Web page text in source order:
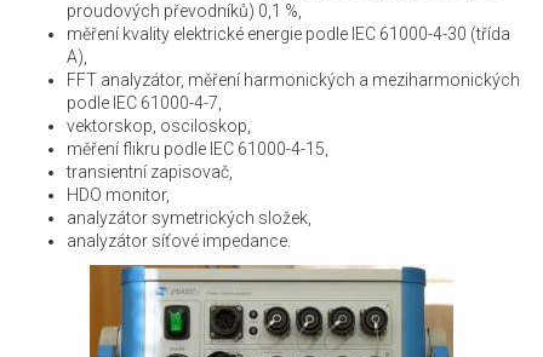
proudových převodníků) 0,1 %,
měření kvality elektrické energie podle IEC 61000-4-30 (třída
A),
FFT analyzátor, měření harmonických a meziharmonických
podle IEC 61000-4-7,
vektorskop, osciloskop,
měření flikru podle IEC 61000-4-15,
transientní zapisovač,
HDO monitor,
analyzátor symetrických složek,
analyzátor síťové impedance.